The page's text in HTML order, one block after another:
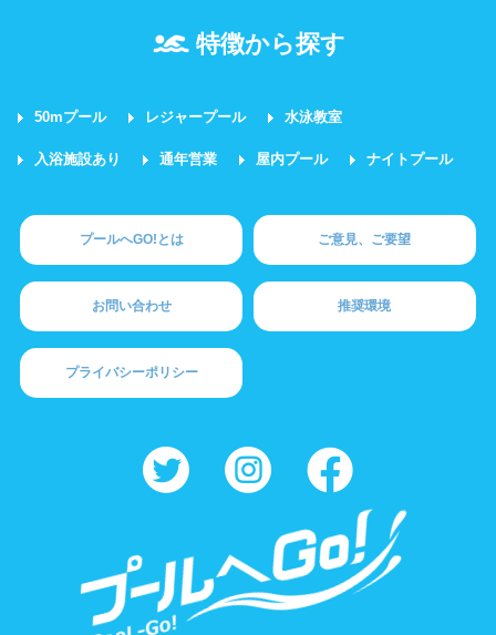
特徴から探す
50mプール レジャープール 水泳教室
入浴施設あり 通年営業 屋内プール ナイトプール
プールへGO!とは ご意見、ご要望
お問い合わせ 推奨環境
プライバシーポリシー